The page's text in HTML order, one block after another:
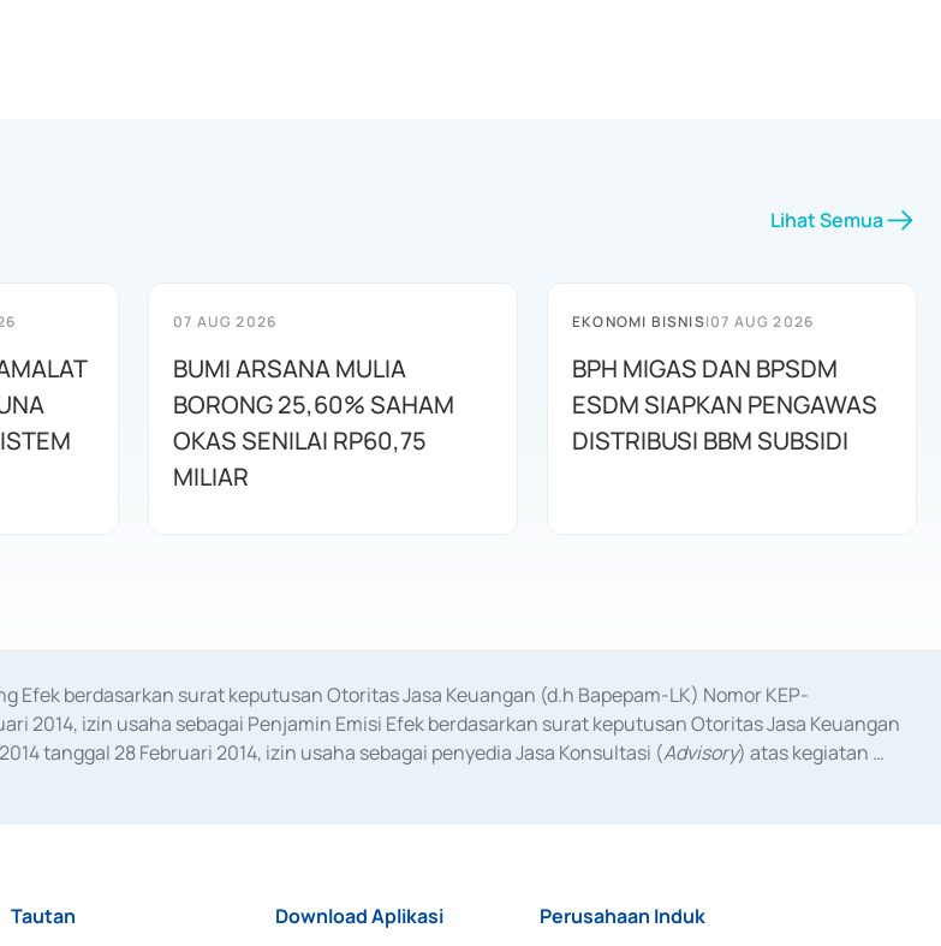
Lihat Semua
07 AUG 2026
BUMI ARSANA MULIA
BORONG 25,60% SAHAM
OKAS SENILAI RP60,75
MILIAR
EKONOMI BISNIS|07 AUG 2026
BPH MIGAS DAN BPSDM
ESDM SIAPKAN PENGAWAS
DISTRIBUSI BBM SUBSIDI
Efek berdasarkan surat keputusan Otoritas Jasa Keuangan (d.h Bapepam-LK) Nomor KEP-
2014, izin usaha sebagai Penjamin Emisi Efek berdasarkan surat keputusan Otoritas Jasa Keuangan
tanggal 28 Februari 2014, izin usaha sebagai penyedia Jasa Konsultasi (Advisory) atas kegiatan
Tautan Download Aplikasi Perusahaan Induk